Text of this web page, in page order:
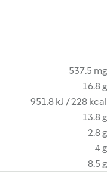
537.5 mg
16.8 g
951.8 kJ / 228 kcal
13.8 g
2.8 g
4 g
8.5 g